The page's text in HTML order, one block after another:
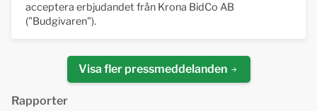
acceptera erbjudandet från Krona BidCo AB
("Budgivaren").
Visa fler pressmeddelanden
Rapporter